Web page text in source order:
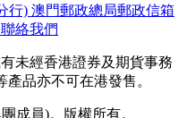
行) 澳門郵政總局郵政信箱
聯絡我們
未經香港證券及期貨事務
品亦不可在港發售。
成員)。版權所有。